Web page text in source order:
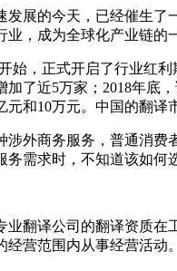
展的今天，已经催生
，成为全球化产业链的
始，正式开启了行业红
了近5万家；2018年
和10万元。中国的翻
外商务服务，普通消
需求时，不知道该如何
翻译公司的翻译资质
营范围内从事经营活